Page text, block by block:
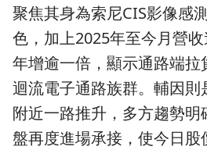
聚焦其身為索尼CIS影像感
色，加上2025年至今月營
年增逾一倍，顯示通路端拉
迴流電子通路族群。輔因則
附近一路推升，多方趨勢
盤再度進場承接，使今日